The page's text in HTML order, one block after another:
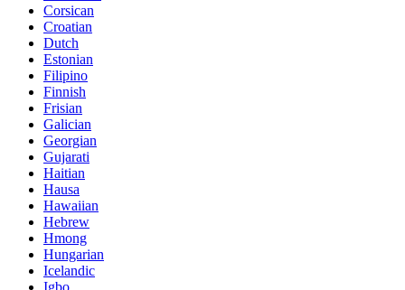
Corsican
Croatian
Dutch
Estonian
Filipino
Finnish
Frisian
Galician
Georgian
Gujarati
Haitian
Hausa
Hawaiian
Hebrew
Hmong
Hungarian
Icelandic
Igbo